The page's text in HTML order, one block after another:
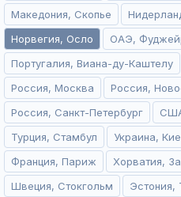
Македония, Скопье
Норвегия, Осло
ОАЭ,
Португалия, Виана-ду-Каштелу
Россия, Москва
Россия,
Россия, Санкт-Петербург
Турция, Стамбул
Украина,
Франция, Париж
Хорватия,
Швеция, Стокгольм
Эстония,